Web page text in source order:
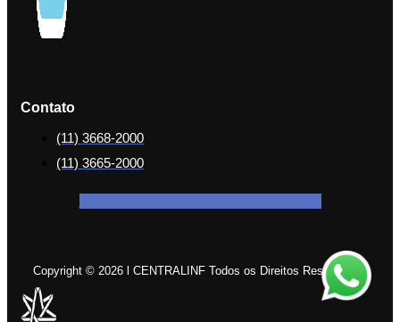
Contato
(11) 3668-2000
(11) 3665-2000
Copyright © 2026 l CENTRALINF Todos os Direitos Reservados.